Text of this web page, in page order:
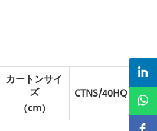
カートンサイ
ズ
（cm）
CTNS/40HQ